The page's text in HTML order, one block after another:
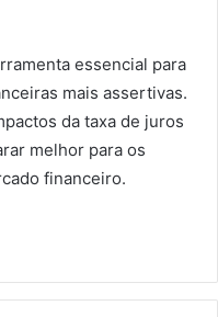
essencial para
mais assertivas.
da taxa de juros
melhor para os
financeiro.